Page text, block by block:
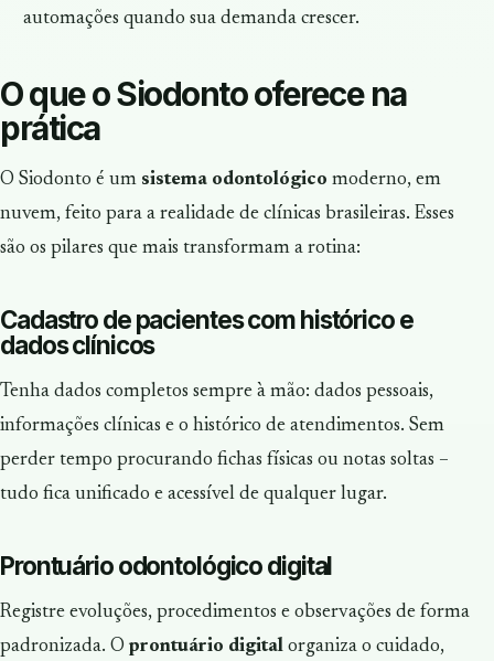
automações quando sua demanda crescer.
O que o Siodonto oferece na
prática
O Siodonto é um sistema odontológico moderno, em
nuvem, feito para a realidade de clínicas brasileiras. Esses
são os pilares que mais transformam a rotina:
Cadastro de pacientes com histórico e
dados clínicos
Tenha dados completos sempre à mão: dados pessoais,
informações clínicas e o histórico de atendimentos. Sem
perder tempo procurando fichas físicas ou notas soltas –
tudo fica unificado e acessível de qualquer lugar.
Prontuário odontológico digital
Registre evoluções, procedimentos e observações de forma
padronizada. O prontuário digital organiza o cuidado,